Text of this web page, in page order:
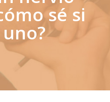
sé si